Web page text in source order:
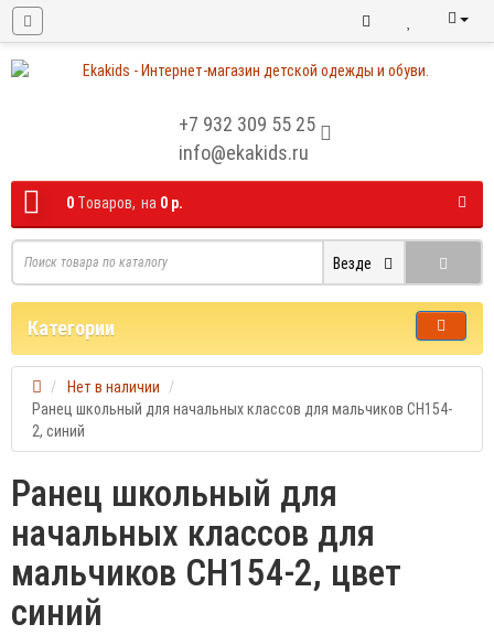
+7 932 309 55 25
info@ekakids.ru
0 Tоваров, на 0 р.
Везде
Категории
Нет в наличии
Ранец школьный для начальных классов для мальчиков CH154-
2, синий
Ранец школьный для
начальных классов для
мальчиков CH154-2, цвет
синий